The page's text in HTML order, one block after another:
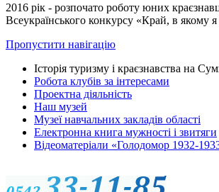
2016 рік - розпочато роботу юних
Всеукраїнського конкурсу «Край, в якому
Пропустити навігацію
Історія туризму і краєзнавства на
Робота клубів за інтересами
Проектна діяльність
Наш музей
Музеї навчальних закладів області
Електронна книга мужності і звитяги
Відеоматеріали «Голодомор 1932-